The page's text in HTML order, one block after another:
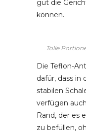
gut die
können.
Tolle
Die Teflon-
dafür, dass in
stabilen
verfügen
Rand, der es
zu befüllen,